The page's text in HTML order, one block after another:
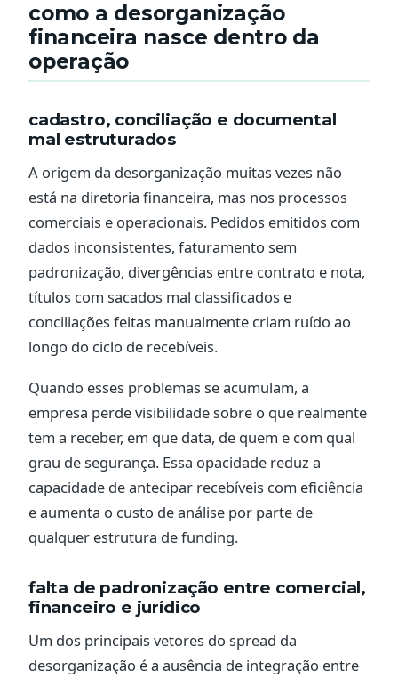
como a desorganização
financeira nasce dentro da
operação
cadastro, conciliação e documental
mal estruturados
A origem da desorganização muitas vezes não
está na diretoria financeira, mas nos processos
comerciais e operacionais. Pedidos emitidos com
dados inconsistentes, faturamento sem
padronização, divergências entre contrato e nota,
títulos com sacados mal classificados e
conciliações feitas manualmente criam ruído ao
longo do ciclo de recebíveis.
Quando esses problemas se acumulam, a
empresa perde visibilidade sobre o que realmente
tem a receber, em que data, de quem e com qual
grau de segurança. Essa opacidade reduz a
capacidade de antecipar recebíveis com eficiência
e aumenta o custo de análise por parte de
qualquer estrutura de funding.
falta de padronização entre comercial,
financeiro e jurídico
Um dos principais vetores do spread da
desorganização é a ausência de integração entre